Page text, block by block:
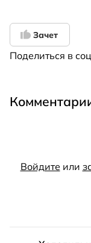
Зачет
Поделиться в
Войдите или